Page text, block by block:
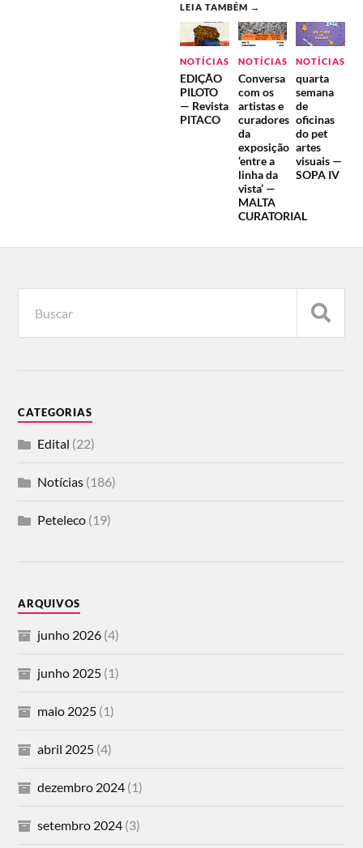
LEIA TAMBÉM →
NOTÍCIAS
EDIÇÃO
PILOTO
— Revista
PITACO
NOTÍCIAS
Conversa
com os
artistas e
curadores
da
exposição
‘entre a
linha da
vista’ —
MALTA
CURATORIAL
NOTÍCIAS
quarta
semana
de
oficinas
do pet
artes
visuais —
SOPA IV
CATEGORIAS
Edital (22)
Notícias (186)
Peteleco (19)
ARQUIVOS
junho 2026 (4)
junho 2025 (1)
maio 2025 (1)
abril 2025 (4)
dezembro 2024 (1)
setembro 2024 (3)